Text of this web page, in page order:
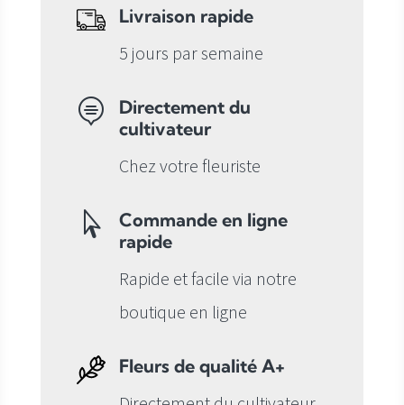
Livraison rapide
5 jours par semaine

Directement du
cultivateur
Chez votre fleuriste

Commande en ligne
rapide
Rapide et facile via notre
boutique en ligne
Fleurs de qualité A+